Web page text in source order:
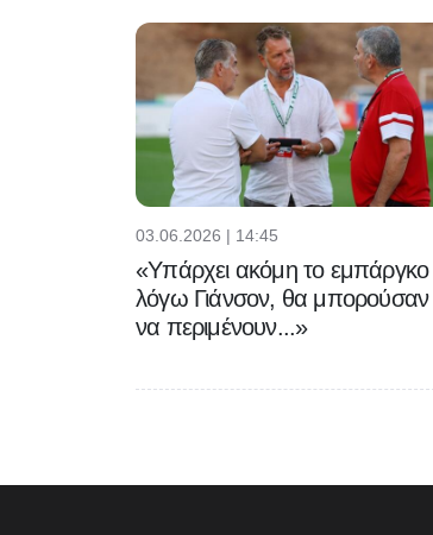
03.06.2026 | 14:45
«Υπάρχει ακόμη το εμπάργκο
λόγω Γιάνσον, θα μπορούσαν
να περιμένουν...»